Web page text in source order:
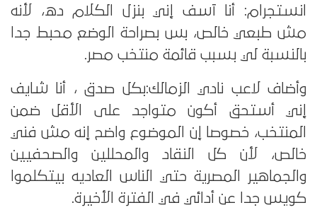
انستجرام: أنا آسف إني بنزل الكلام ده، لأنه
مش طبعي خالص، بس بصراحة الوضع محبط جدا
بالنسبة لي بسبب قائمة منتخب مصر.
وأضاف لاعب نادي الزمالك:بكل صدق ، أنا شايف
إني أستحق أكون متواجد على الأقل ضمن
المنتخب، خصوصا إن الموضوع واضح إنه مش فني
خالص، لأن كل النقاد والمحللين والصحفيين
والجماهير المصرية حتي الناس العاديه بيتكلموا
كويس جدا عن أدائي في الفترة الأخيرة.